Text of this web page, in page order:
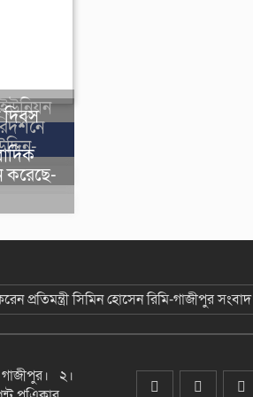
দিবস
করেছে-
প্রতিমন্ত্রী সিমিন হোসেন রিমি-গাজীপুর সংবাদ
২।